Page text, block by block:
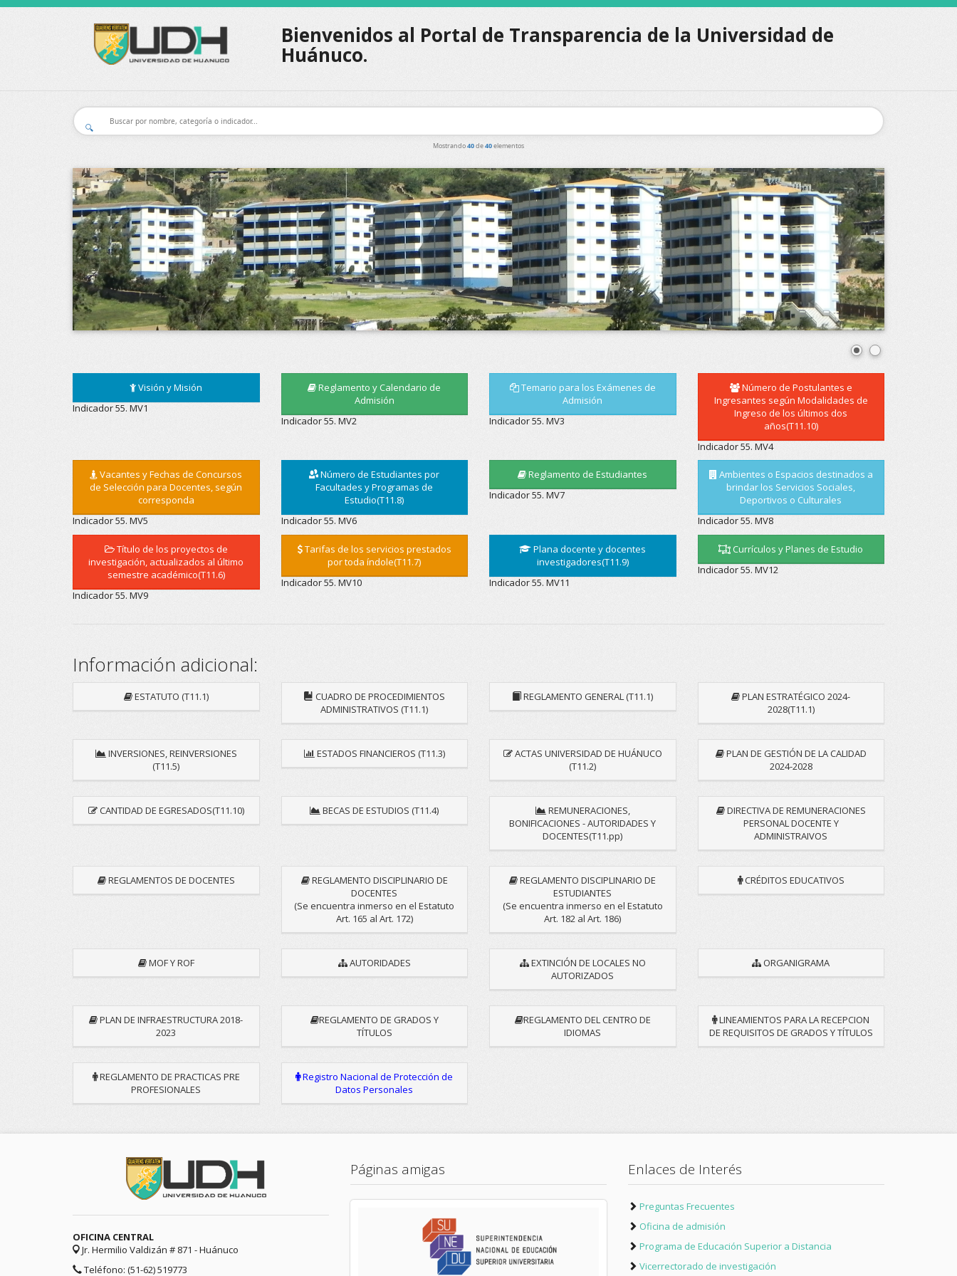
Bienvenidos al Portal de Transparencia de la Universidad de
Huánuco.
🔍
Mostrando40de40elementos
Visión y Misión
Indicador 55. MV1
Reglamento y Calendario de
Admisión
Indicador 55. MV2
Temario para los Exámenes de
Admisión
Indicador 55. MV3
Número de Postulantes e
Ingresantes según Modalidades de
Ingreso de los últimos dos
años(T11.10)
Indicador 55. MV4
Vacantes y Fechas de Concursos
de Selección para Docentes, según
corresponda
Indicador 55. MV5
Número de Estudiantes por
Facultades y Programas de
Estudio(T11.8)
Indicador 55. MV6
Reglamento de Estudiantes
Indicador 55. MV7
Ambientes o Espacios destinados a
brindar los Servicios Sociales,
Deportivos o Culturales
Indicador 55. MV8
Título de los proyectos de
investigación, actualizados al último
semestre académico(T11.6)
Indicador 55. MV9
Tarifas de los servicios prestados
por toda índole(T11.7)
Indicador 55. MV10
Plana docente y docentes
investigadores(T11.9)
Indicador 55. MV11
Currículos y Planes de Estudio
Indicador 55. MV12
Información adicional:
ESTATUTO (T11.1)
CUADRO DE PROCEDIMIENTOS
ADMINISTRATIVOS (T11.1)
REGLAMENTO GENERAL (T11.1)
PLAN ESTRATÉGICO 2024-
2028(T11.1)
INVERSIONES, REINVERSIONES
(T11.5)
ESTADOS FINANCIEROS (T11.3)
ACTAS UNIVERSIDAD DE HUÁNUCO
(T11.2)
PLAN DE GESTIÓN DE LA CALIDAD
2024-2028
CANTIDAD DE EGRESADOS(T11.10) BECAS DE ESTUDIOS (T11.4)
REMUNERACIONES,
BONIFICACIONES - AUTORIDADES Y
DOCENTES(T11.pp)
DIRECTIVA DE REMUNERACIONES
PERSONAL DOCENTE Y
ADMINISTRAIVOS
REGLAMENTOS DE DOCENTES
REGLAMENTO DISCIPLINARIO DE
DOCENTES
(Se encuentra inmerso en el Estatuto
Art. 165 al Art. 172)
REGLAMENTO DISCIPLINARIO DE
ESTUDIANTES
(Se encuentra inmerso en el Estatuto
Art. 182 al Art. 186)
CRÉDITOS EDUCATIVOS
MOF Y ROF AUTORIDADES
EXTINCIÓN DE LOCALES NO
AUTORIZADOS
ORGANIGRAMA
PLAN DE INFRAESTRUCTURA 2018-
2023
REGLAMENTO DE GRADOS Y
TÍTULOS
REGLAMENTO DEL CENTRO DE
IDIOMAS
LINEAMIENTOS PARA LA RECEPCION
DE REQUISITOS DE GRADOS Y TÍTULOS
REGLAMENTO DE PRACTICAS PRE
PROFESIONALES
Registro Nacional de Protección de
Datos Personales
OFICINA CENTRAL
Jr. Hermilio Valdizán # 871 - Huánuco
Teléfono: (51-62) 519773
Páginas amigas Enlaces de Interés
Preguntas Frecuentes
Oficina de admisión
Programa de Educación Superior a Distancia
Vicerrectorado de investigación